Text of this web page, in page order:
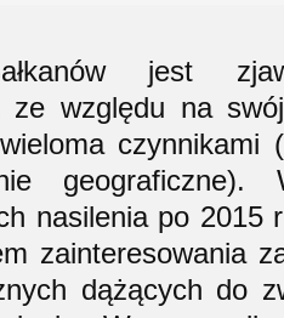
jest
ze względu na
czynnikami
nasilenia po 2015
zainteresowania
dążących do